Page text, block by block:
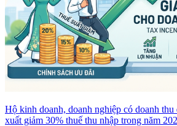
Hộ kinh doanh, doanh nghiệp có doanh
xuất giảm 30% thuế thu nhập trong năm